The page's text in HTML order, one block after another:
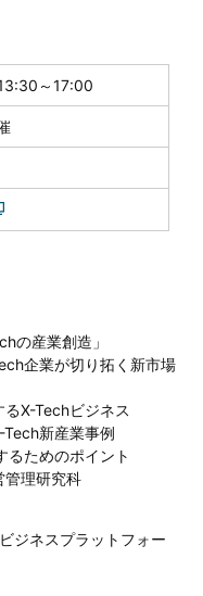
～17:00
の産業創造」
企業が切り拓く新市場
X-Techビジネス
新産業事例
るためのポイント
理研究科
ジネスプラットフォー